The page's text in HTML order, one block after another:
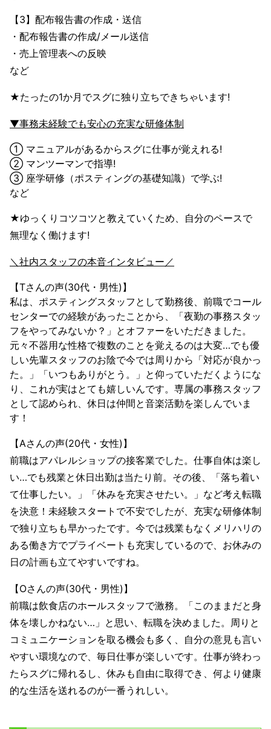
【3】配布報告書の作成・送信
・配布報告書の作成/メール送信
・売上管理表への反映
など
★たったの1か月でスグに独り立ちできちゃいます!
▼事務未経験でも安心の充実な研修体制
① マニュアルがあるからスグに仕事が覚えれる!
② マンツーマンで指導!
③ 座学研修（ポスティングの基礎知識）で学ぶ!
など
★ゆっくりコツコツと教えていくため、自分のペースで
無理なく働けます!
＼社内スタッフの本音インタビュー／
【Tさんの声(30代・男性)】
私は、ポスティングスタッフとして勤務後、前職でコール
センターでの経験があったことから、「夜勤の事務スタッ
フをやってみないか？」とオファーをいただきました。
元々不器用な性格で複数のことを覚えるのは大変…でも優
しい先輩スタッフのお陰で今では周りから「対応が良かっ
た。」「いつもありがとう。」と仰っていただくようにな
り、これが実はとても嬉しいんです。専属の事務スタッフ
として認められ、休日は仲間と音楽活動を楽しんでいま
す！
【Aさんの声(20代・女性)】
前職はアパレルショップの接客業でした。仕事自体は楽し
い…でも残業と休日出勤は当たり前。その後、「落ち着い
て仕事したい。」「休みを充実させたい。」など考え転職
を決意！未経験スタートで不安でしたが、充実な研修体制
で独り立ちも早かったです。今では残業もなくメリハリの
ある働き方でプライベートも充実しているので、お休みの
日の計画も立てやすいですね。
【Oさんの声(30代・男性)】
前職は飲食店のホールスタッフで激務。「このままだと身
体を壊しかねない…」と思い、転職を決めました。周りと
コミュニケーションを取る機会も多く、自分の意見も言い
やすい環境なので、毎日仕事が楽しいです。仕事が終わっ
たらスグに帰れるし、休みも自由に取得でき、何より健康
的な生活を送れるのが一番うれしい。